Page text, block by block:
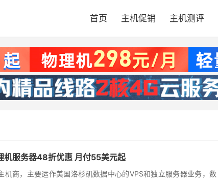
首页 主机促销 主机测评
机服务器48折优惠 月付55美元起
商，主要运作美国洛杉矶数据中心的VPS和独立服务器业务，数